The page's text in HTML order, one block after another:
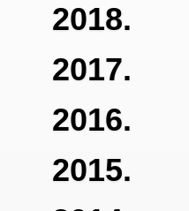
2018.
2017.
2016.
2015.